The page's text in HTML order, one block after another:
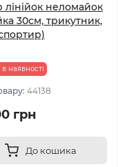
лінійок неломайок
30см, трикутник,
наявності
44138
грн
До кошика